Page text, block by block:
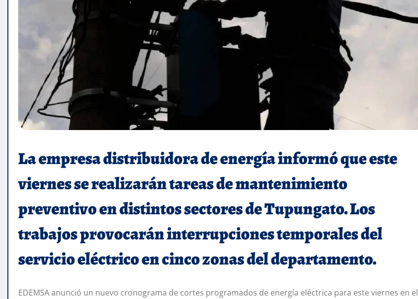
La empresa distribuidora de energía informó que este
viernes se realizarán tareas de mantenimiento
preventivo en distintos sectores de Tupungato. Los
trabajos provocarán interrupciones temporales del
servicio eléctrico en cinco zonas del departamento.
EDEMSA anunció un nuevo cronograma de cortes programados de energía eléctrica para este viernes en el